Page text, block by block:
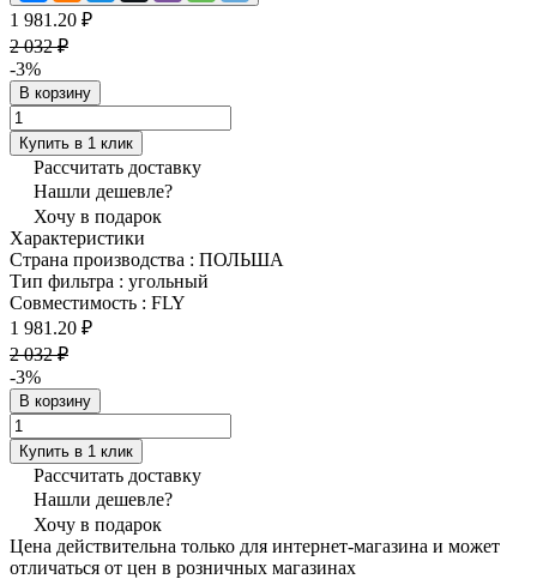
1 981.20 ₽
2 032 ₽
-3%
В корзину
Купить в 1 клик
Рассчитать доставку
Нашли дешевле?
Хочу в подарок
Характеристики
Страна производства : ПОЛЬША
Тип фильтра : угольный
Совместимость : FLY
1 981.20 ₽
2 032 ₽
-3%
В корзину
Купить в 1 клик
Рассчитать доставку
Нашли дешевле?
Хочу в подарок
Цена действительна только для интернет-магазина и может
отличаться от цен в розничных магазинах